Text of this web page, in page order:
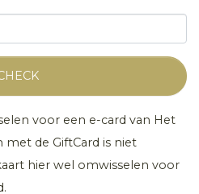
voor een e-card van Het
met de GiftCard is niet
hier wel omwisselen voor